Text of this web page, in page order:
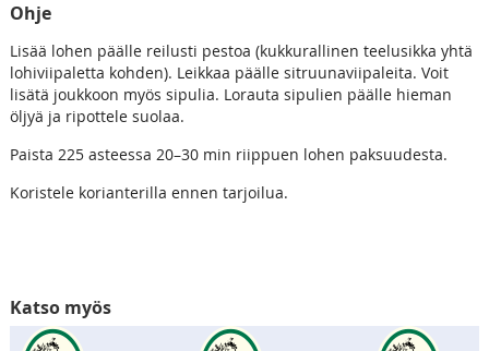
Ohje
Lisää lohen päälle reilusti pestoa (kukkurallinen teelusikka yhtä
lohiviipaletta kohden). Leikkaa päälle sitruunaviipaleita. Voit
lisätä joukkoon myös sipulia. Lorauta sipulien päälle hieman
öljyä ja ripottele suolaa.
Paista 225 asteessa 20–30 min riippuen lohen paksuudesta.
Koristele korianterilla ennen tarjoilua.
Katso myös